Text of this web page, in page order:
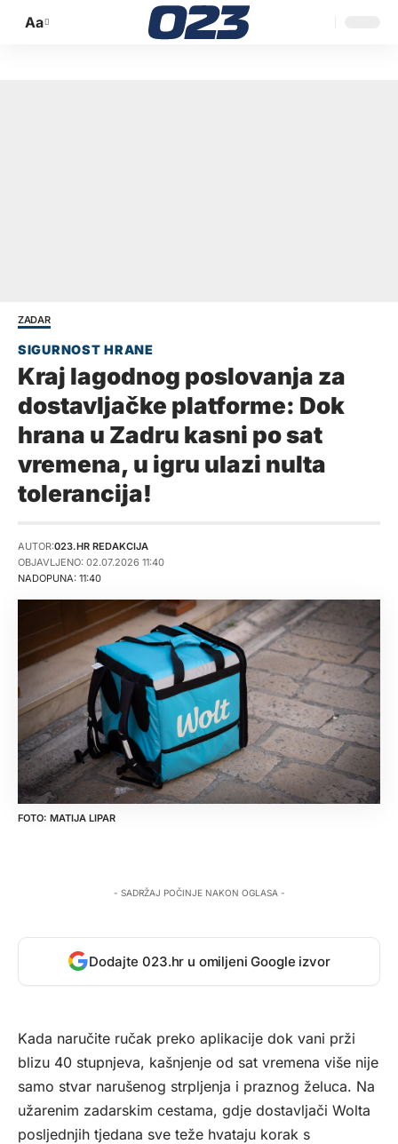
Promijeni
Aa
ZADAR
Kraj lagodnog poslovanja za
dostavljačke platforme: Dok
hrana u Zadru kasni po sat
vremena, u igru ulazi nulta
tolerancija!
NADOPUNA: 11:40
AUTOR:023.HR REDAKCIJA
OBJAVLJENO: 02.07.2026 11:40
MATIJA LIPAR
- SADRŽAJ POČINJE NAKON OGLASA -
Dodajte 023.hr u omiljeni Google izvor
Kada naručite ručak preko aplikacije dok vani prži
blizu 40 stupnjeva, kašnjenje od sat vremena više nije
samo stvar narušenog strpljenja i praznog želuca. Na
užarenim zadarskim cestama, gdje dostavljači Wolta
posljednjih tjedana sve teže hvataju korak s